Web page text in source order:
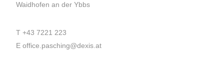
Waidhofen an der Ybbs
T +43 7221 223
E office.pasching@dexis.at